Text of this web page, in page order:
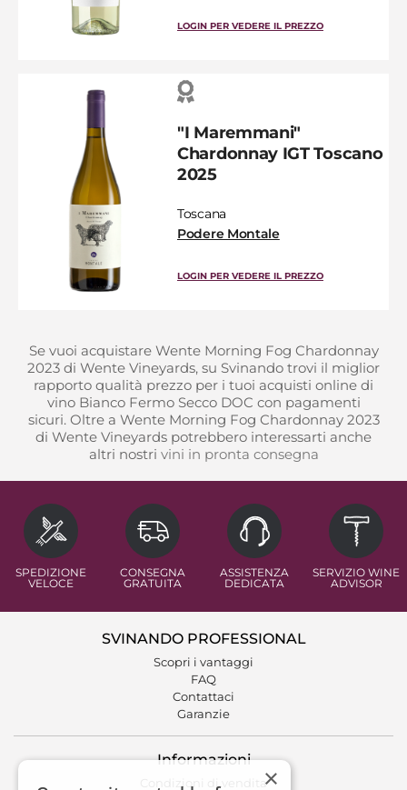
LOGIN PER VEDERE IL PREZZO
"I Maremmani"
Chardonnay IGT Toscano
2025
Toscana
Podere Montale
LOGIN PER VEDERE IL PREZZO
Se vuoi acquistare Wente Morning Fog Chardonnay
2023 di Wente Vineyards, su Svinando trovi il miglior
rapporto qualità prezzo per i tuoi acquisti online di
vino Bianco Fermo Secco DOC con pagamenti
sicuri. Oltre a Wente Morning Fog Chardonnay 2023
di Wente Vineyards potrebbero interessarti anche
altri nostri vini in pronta consegna
SPEDIZIONE
VELOCE
CONSEGNA
GRATUITA
ASSISTENZA
DEDICATA
SERVIZIO WINE
ADVISOR
SVINANDO PROFESSIONAL
Scopri i vantaggi
FAQ
Contattaci
Garanzie
Informazioni
Condizioni di vendita×